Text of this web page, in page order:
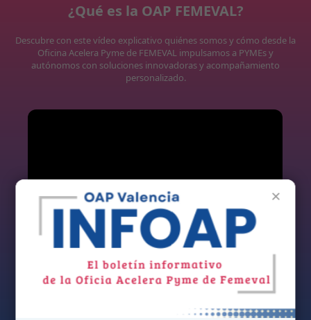
¿Qué es la OAP FEMEVAL?
Descubre con este vídeo explicativo quiénes somos y cómo desde la
Oficina Acelera Pyme de FEMEVAL impulsamos a PYMEs y
autónomos con soluciones innovadoras y acompañamiento
personalizado.
×